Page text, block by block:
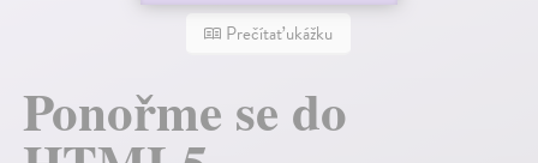
Prečítať ukážku
Ponořme se do